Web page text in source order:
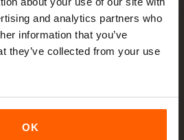
and analytics partners who
information that you’ve
they’ve collected from your use
OK
dla Kirgistan
3 krokach